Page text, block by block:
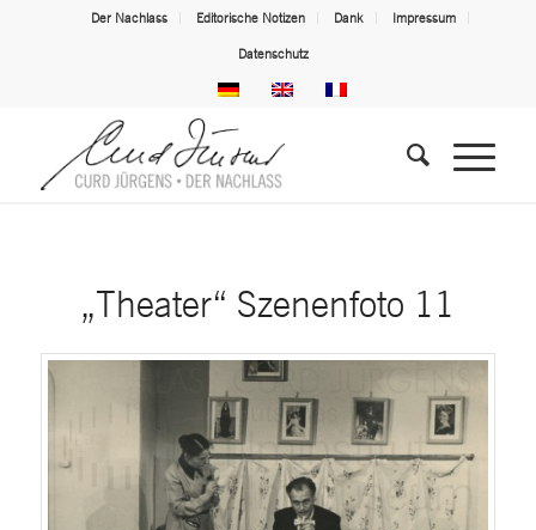
Der Nachlass Editorische Notizen Dank Impressum
Datenschutz
„Theater“ Szenenfoto 11